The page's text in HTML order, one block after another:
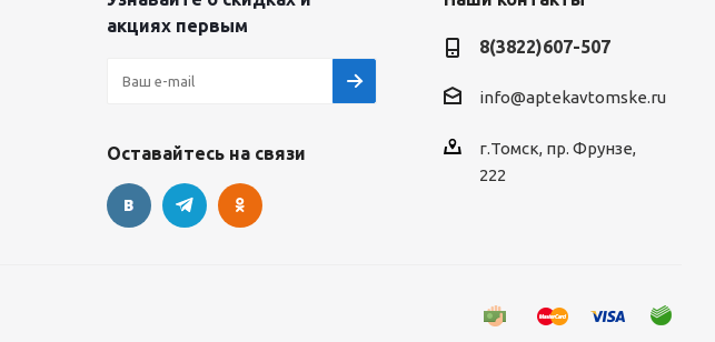
акциях первым
Оставайтесь на связи
8(3822)607-507
info@aptekavtomske.ru
г.Томск, пр. Фрунзе,
222